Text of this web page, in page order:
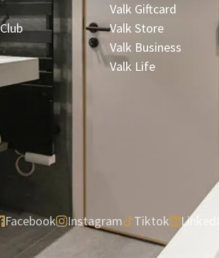
Valk Giftcard
Valk Store
Valk Business
Valk Life
Facebook Instagram Tiktok LinkedIn